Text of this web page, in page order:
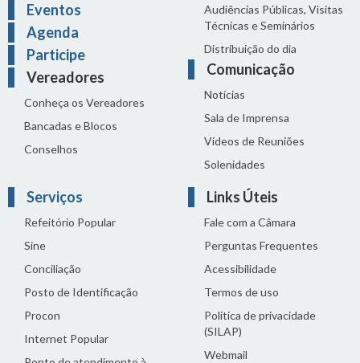
Eventos
Agenda
Participe
Vereadores
Conheça os Vereadores
Bancadas e Blocos
Conselhos
Audiências Públicas, Visitas
Técnicas e Seminários
Distribuição do dia
Comunicação
Notícias
Sala de Imprensa
Vídeos de Reuniões
Solenidades
Serviços
Refeitório Popular
Sine
Conciliação
Posto de Identificação
Procon
Internet Popular
Links Úteis
Fale com a Câmara
Perguntas Frequentes
Acessibilidade
Termos de uso
Política de privacidade
(SILAP)
Webmail